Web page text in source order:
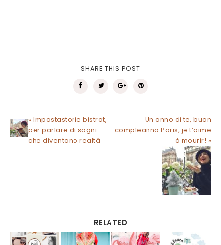
SHARE THIS POST
Un anno di te, buon
compleanno Paris, je t’aime
à mourir! »
« Impastastorie bistrot,
per parlare di sogni
che diventano realtà
RELATED